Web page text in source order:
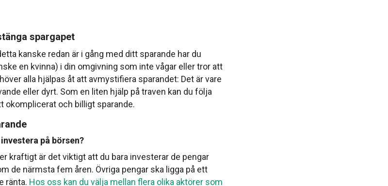
spargapet
kanske redan är i gång med ditt sparande har du
en kvinna) i din omgivning som inte vågar eller tror att
alla hjälpas åt att avmystifiera sparandet: Det är vare
eller dyrt. Som en liten hjälp på traven kan du följa
okomplicerat och billigt sparande.
på börsen?
kraftigt är det viktigt att du bara investerar de pengar
de närmsta fem åren. Övriga pengar ska ligga på ett
ränta. Hos oss kan du välja mellan flera olika aktörer som